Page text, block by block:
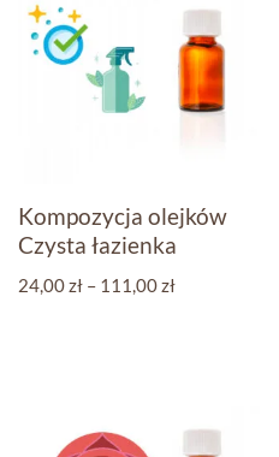
Kompozycja olejków
Czysta łazienka
24,00zł – 111,00zł